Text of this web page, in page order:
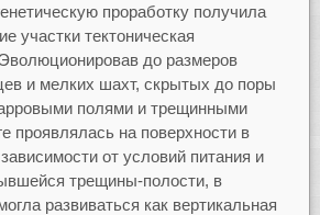
проработку получила
участки тектоническая
до размеров
и мелких шахт, скрытых до поры
полями и трещинными
проявлялась на поверхности в
от условий питания и
трещины-полости, в
развиваться как вертикальная